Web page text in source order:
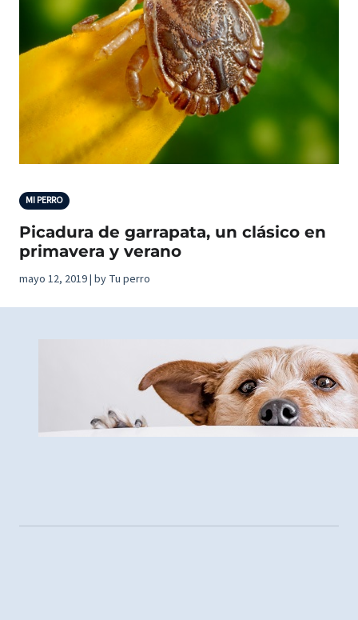
MI PERRO
Picadura de garrapata, un clásico en
primavera y verano
mayo 12, 2019 | by Tu perro